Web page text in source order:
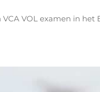
VOL examen in het